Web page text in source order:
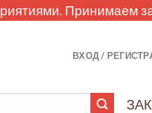
Принимаем
ВХОД /